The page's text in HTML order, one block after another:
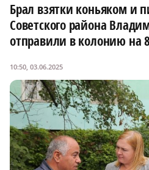
Брал взятки коньяком и
Советского района
отправили в колонию на
10:50, 03.06.2025